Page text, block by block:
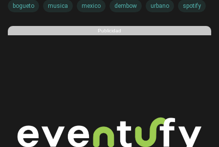
bogueto musica mexico dembow urbano spotify
Publicidad